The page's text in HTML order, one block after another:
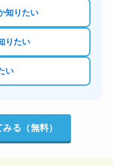
知りたい
りたい
い
る（無料）